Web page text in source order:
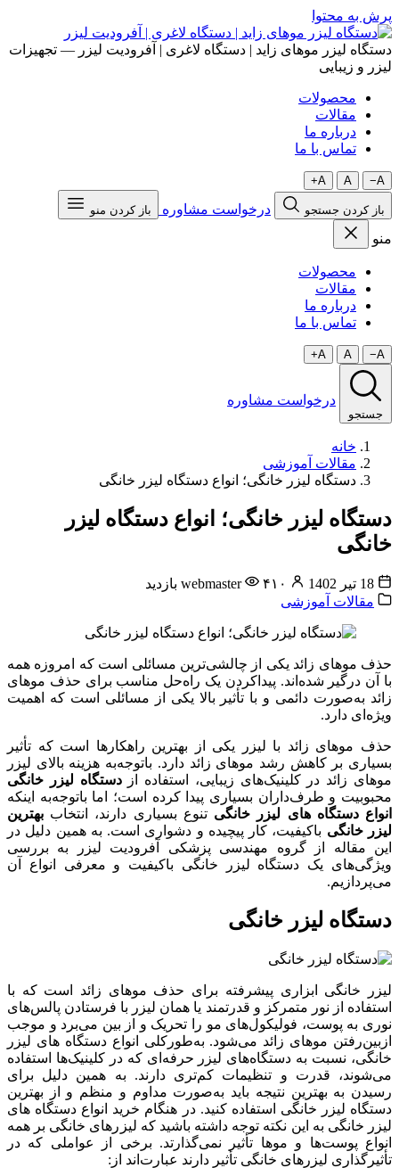
پرش به محتوا
دستگاه لیزر موهای زاید | دستگاه لاغری | آفرودیت لیزر — تجهیزات
لیزر و زیبایی
محصولات
مقالات
درباره ما
تماس با ما
A−
A
A+
باز کردن جستجو درخواست مشاوره باز کردن منو
منو
محصولات
مقالات
درباره ما
تماس با ما
A−
A
A+
جستجو
درخواست مشاوره
خانه
مقالات آموزشی
دستگاه لیزر خانگی؛ انواع دستگاه لیزر خانگی
دستگاه لیزر خانگی؛ انواع دستگاه لیزر
خانگی
18 تیر 1402 webmaster
۴۱۰ بازدید
مقالات آموزشی
حذف موهای زائد یکی از چالشی‌ترین مسائلی است که امروزه همه
با آن درگیر شده‌اند. پیداکردن یک راه‌حل مناسب برای حذف موهای
زائد به‌صورت دائمی و با تأثیر بالا یکی از مسائلی است که اهمیت
ویژه‌ای دارد.
حذف موهای زائد با لیزر یکی از بهترین راهکارها است که تأثیر
بسیاری بر کاهش رشد موهای زائد دارد. باتوجه‌به هزینه بالای لیزر
موهای زائد در کلینیک‌های زیبایی، استفاده ازدستگاه لیزر خانگی
محبوبیت و طرف‌داران بسیاری پیدا کرده است؛ اما باتوجه‌به اینکه
انواع دستگاه های لیزر خانگی تنوع بسیاری دارند، انتخاب بهترین
لیزر خانگی باکیفیت، کار پیچیده و دشواری است. به همین دلیل در
این مقاله از گروه مهندسی پزشکی آفرودیت لیزر به بررسی
ویژگی‌های یک دستگاه لیزر خانگی باکیفیت و معرفی انواع آن
می‌پردازیم.
دستگاه لیزر خانگی
لیزر خانگی ابزاری پیشرفته برای حذف موهای زائد است که با
استفاده از نور متمرکز و قدرتمند یا همان لیزر با فرستادن پالس‌های
نوری به پوست، فولیکول‌های مو را تحریک و از بین می‌برد و موجب
ازبین‌رفتن موهای زائد می‌شود. به‌طورکلی انواع دستگاه های لیزر
خانگی، نسبت به دستگاه‌های لیزر حرفه‌ای که در کلینیک‌ها استفاده
می‌شوند، قدرت و تنظیمات کم‌تری دارند. به همین دلیل برای
رسیدن به بهترین نتیجه باید به‌صورت مداوم و منظم و از بهترین
دستگاه لیزر خانگی استفاده کنید. در هنگام خرید انواع دستگاه های
لیزر خانگی به این نکته توجه داشته باشید که لیزرهای خانگی بر همه
انواع پوست‌ها و موها تأثیر نمی‌گذارتد. برخی از عواملی که در
تأثیرگذاری لیزرهای خانگی تأثیر دارند عبارت‌اند از: